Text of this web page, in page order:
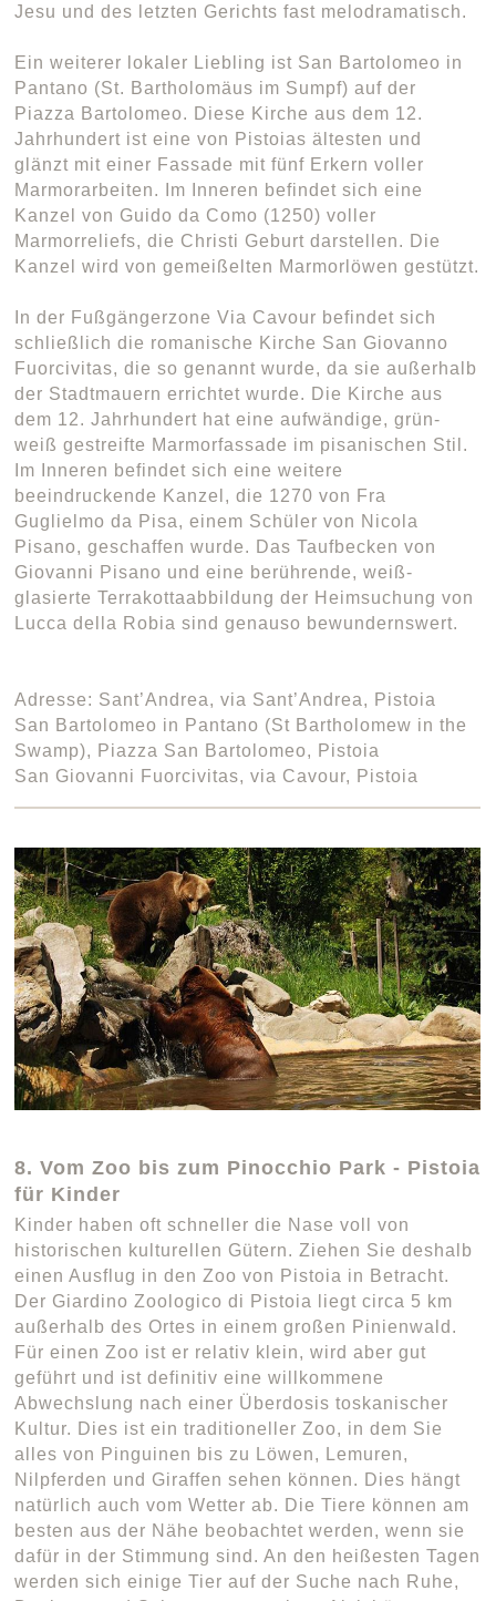
Jesu und des letzten Gerichts fast melodramatisch.
Ein weiterer lokaler Liebling ist San Bartolomeo in
Pantano (St. Bartholomäus im Sumpf) auf der
Piazza Bartolomeo. Diese Kirche aus dem 12.
Jahrhundert ist eine von Pistoias ältesten und
glänzt mit einer Fassade mit fünf Erkern voller
Marmorarbeiten. Im Inneren befindet sich eine
Kanzel von Guido da Como (1250) voller
Marmorreliefs, die Christi Geburt darstellen. Die
Kanzel wird von gemeißelten Marmorlöwen gestützt.
In der Fußgängerzone Via Cavour befindet sich
schließlich die romanische Kirche San Giovanno
Fuorcivitas, die so genannt wurde, da sie außerhalb
der Stadtmauern errichtet wurde. Die Kirche aus
dem 12. Jahrhundert hat eine aufwändige, grün-
weiß gestreifte Marmorfassade im pisanischen Stil.
Im Inneren befindet sich eine weitere
beeindruckende Kanzel, die 1270 von Fra
Guglielmo da Pisa, einem Schüler von Nicola
Pisano, geschaffen wurde. Das Taufbecken von
Giovanni Pisano und eine berührende, weiß-
glasierte Terrakottaabbildung der Heimsuchung von
Lucca della Robia sind genauso bewundernswert.
Adresse: Sant’Andrea, via Sant’Andrea, Pistoia
San Bartolomeo in Pantano (St Bartholomew in the
Swamp), Piazza San Bartolomeo, Pistoia
San Giovanni Fuorcivitas, via Cavour, Pistoia
8. Vom Zoo bis zum Pinocchio Park - Pistoia
für Kinder
Kinder haben oft schneller die Nase voll von
historischen kulturellen Gütern. Ziehen Sie deshalb
einen Ausflug in den Zoo von Pistoia in Betracht.
Der Giardino Zoologico di Pistoia liegt circa 5 km
außerhalb des Ortes in einem großen Pinienwald.
Für einen Zoo ist er relativ klein, wird aber gut
geführt und ist definitiv eine willkommene
Abwechslung nach einer Überdosis toskanischer
Kultur. Dies ist ein traditioneller Zoo, in dem Sie
alles von Pinguinen bis zu Löwen, Lemuren,
Nilpferden und Giraffen sehen können. Dies hängt
natürlich auch vom Wetter ab. Die Tiere können am
besten aus der Nähe beobachtet werden, wenn sie
dafür in der Stimmung sind. An den heißesten Tagen
werden sich einige Tier auf der Suche nach Ruhe,